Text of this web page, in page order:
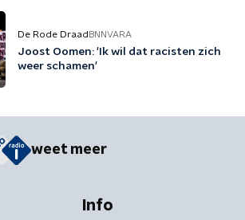
De Rode Draad BNNVARA
Joost Oomen: 'Ik wil dat racisten zich
weer schamen'
weet meer
Info